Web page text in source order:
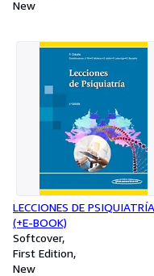
New
LECCIONES DE PSIQUIATRÍA
(+E-BOOK)
Softcover
First Edition
New